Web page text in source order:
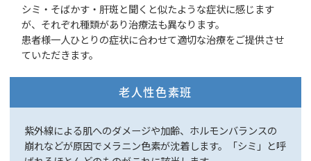
シミ・そばかす・肝斑と聞くと似たような症状に感じます
が、それぞれ種類があり治療法も異なります。
患者様一人ひとりの症状に合わせて適切な治療をご提供させ
ていただきます。
老人性色素班
紫外線による肌へのダメージや加齢、ホルモンバランスの
崩れなどが原因でメラニン色素が沈着します。「シミ」と呼